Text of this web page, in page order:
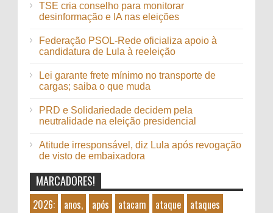
TSE cria conselho para monitorar
desinformação e IA nas eleições
Federação PSOL-Rede oficializa apoio à
candidatura de Lula à reeleição
Lei garante frete mínimo no transporte de
cargas; saiba o que muda
PRD e Solidariedade decidem pela
neutralidade na eleição presidencial
Atitude irresponsável, diz Lula após revogação
de visto de embaixadora
MARCADORES!
2026: anos, após atacam ataque
ataques